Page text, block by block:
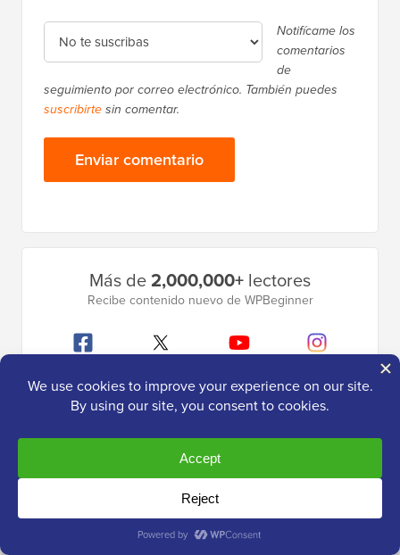
Notifícame los
comentarios
de
seguimiento por correo electrónico. También puedes
suscribirtesin comentar.
Más de2,000,000+ lectores
Recibe contenido nuevo de WPBeginner